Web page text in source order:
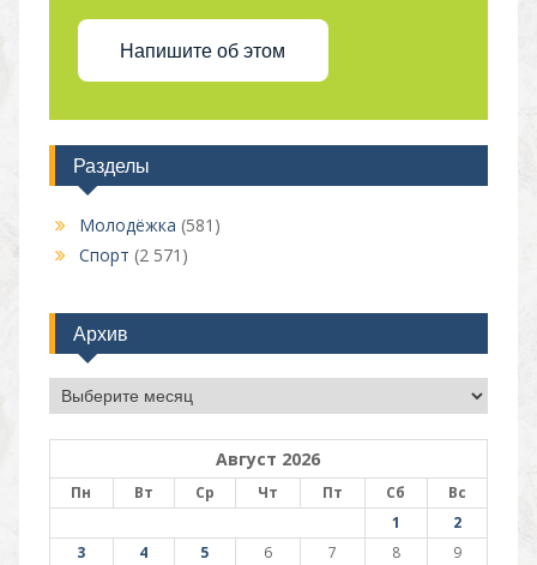
Напишите об этом
Разделы
Молодёжка (581)
Спорт (2 571)
Архив
Архив
Август 2026
Пн Вт Ср Чт Пт Сб
Вс
1
2
3
4 5 6 7 8
9